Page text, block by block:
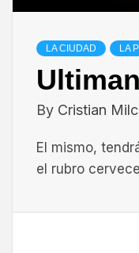
LA CIUDAD LA
By Cristian
El mismo,
el rubro